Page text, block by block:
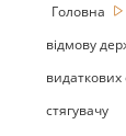
Головна
відмову
стягувачу